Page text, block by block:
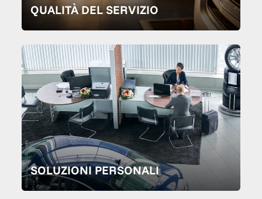
QUALITÀ DEL SERVIZIO
SOLUZIONI PERSONALI